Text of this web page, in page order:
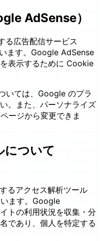
AdSense）
る広告配信サービス
ます。Google AdSense
表示するために Cookie
いては、Google のプラ
。また、パーソナライズ
ージから変更できま
について
るアクセス解析ツール
ます。Google
トの利用状況を収集・分
であり、個人を特定する